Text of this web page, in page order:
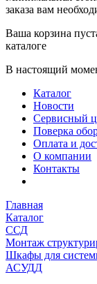
заказа вам
Ваша корзина
каталоге
В настоящий
Каталог
Новости
Сервисный
Поверка
Оплата и
О компании
Контакты
Главная
Каталог
ССД
Монтаж
Шкафы для
АСУДД